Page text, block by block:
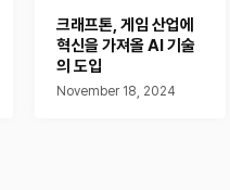
크래프톤, 게임 산업에
혁신을 가져올 AI 기술
의 도입
November 18, 2024